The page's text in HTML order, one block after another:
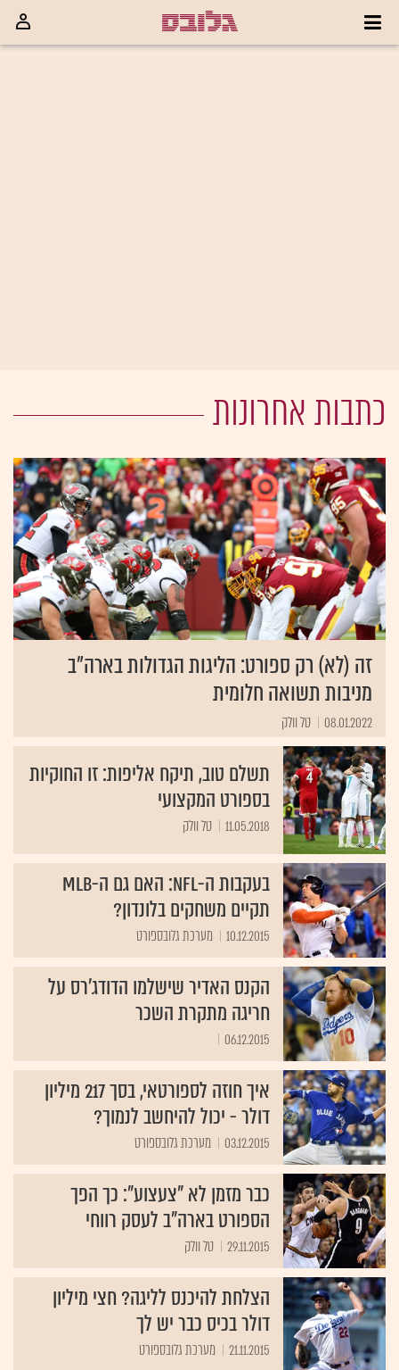
כתבות אחרונות
זה (לא) רק ספורט: הליגות הגדולות בארה”ב
מניבות תשואה חלומית
08.01.2022 טל וולק
תשלם טוב, תיקח אליפות: זו החוקיות
בספורט המקצועי
11.05.2018 טל וולק
בעקבות ה-NFL: האם גם ה-MLB
תקיים משחקים בלונדון?
10.12.2015 מערכת גלובספורט
הקנס האדיר שישלמו הדודג'רס על
חריגה מתקרת השכר
06.12.2015
איך חוזה לספורטאי, בסך 217 מיליון
דולר - יכול להיחשב לנמוך?
03.12.2015 מערכת גלובספורט
כבר מזמן לא "צעצוע": כך הפך
הספורט בארה"ב לעסק רווחי
29.11.2015 טל וולק
הצלחת להיכנס לליגה? חצי מיליון
דולר בכיס כבר יש לך
21.11.2015 מערכת גלובספורט